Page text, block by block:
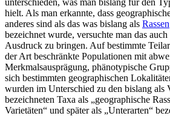
unterschieden, was man bislang für den
hielt. Als man erkannte, dass
anderes sind als das was bislang als Rassen
bezeichnet wurde, versuchte man das
Ausdruck zu bringen. Auf bestimmte
der Art beschränkte Populationen mit
Merkmalsausprägung, phänotypische
sich bestimmten geographischen
wurden im Unterschied zu den bislang als
bezeichneten Taxa als „geographische
Varietäten“ und später als „Unterarten“